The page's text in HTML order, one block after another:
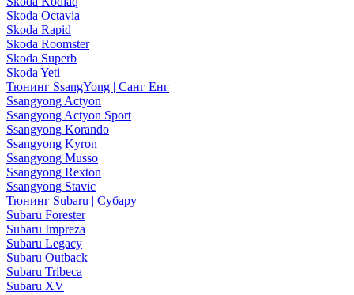
Skoda Octavia
Skoda Rapid
Skoda Roomster
Skoda Superb
Skoda Yeti
Тюнинг SsangYong | Санг Енг
Ssangyong Actyon
Ssangyong Actyon Sport
Ssangyong Korando
Ssangyong Kyron
Ssangyong Musso
Ssangyong Rexton
Ssangyong Stavic
Тюнинг Subaru | Субару
Subaru Forester
Subaru Impreza
Subaru Legacy
Subaru Outback
Subaru Tribeca
Subaru XV